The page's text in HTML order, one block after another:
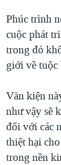
CHI PHÍ
CÁC GIÁ
THƯỢNG
TRỊNH
NGƯ DÂN
BÊN KIA
QUAN HỆ
Phúc trình
cuộc phát
trong đó
giới về tuộc
Văn kiện
như vậy sẽ
đối với các
thiệt hại
trong nền